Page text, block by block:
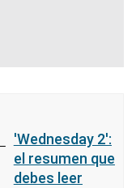
'Wednesday 2':
el resumen que
debes leer